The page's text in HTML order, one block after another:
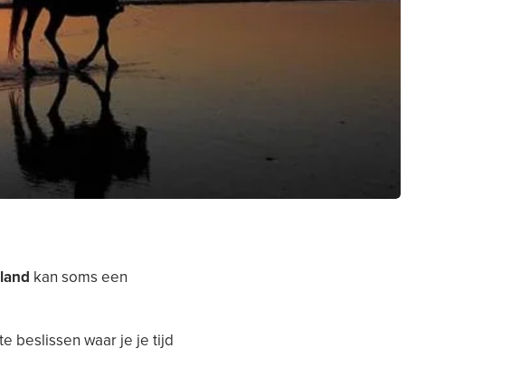
kan soms een
beslissen waar je je tijd